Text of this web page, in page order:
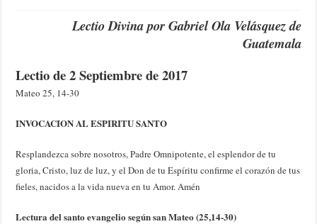
Lectio Divina por Gabriel Ola Velásquez de
Guatemala
Lectio de 2 Septiembre de 2017
Mateo 25, 14-30
INVOCACION AL ESPIRITU SANTO
Resplandezca sobre nosotros, Padre Omnipotente, el esplendor de tu
gloria, Cristo, luz de luz, y el Don de tu Espíritu confirme el corazón de tus
fieles, nacidos a la vida nueva en tu Amor. Amén
Lectura del santo evangelio según san Mateo (25,14-30)